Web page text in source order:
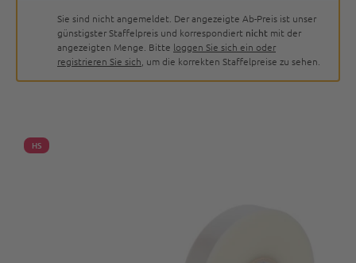
Sie sind nicht angemeldet. Der angezeigte Ab-Preis ist unser
günstigster Staffelpreis und korrespondiert nicht mit der
angezeigten Menge. Bitte loggen Sie sich ein oder
registrieren Sie sich , um die korrekten Staffelpreise zu sehen.
HS